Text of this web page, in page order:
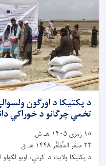
تخمي چرګانو د خوراکي
١٥ زمری ۱۴۰۵ هـ.ش
٢٢ صَفَر المُظَفَّر ۱۴۴۸ هـ.ق
د پکتیکا ولایت د کرنې، اوبو